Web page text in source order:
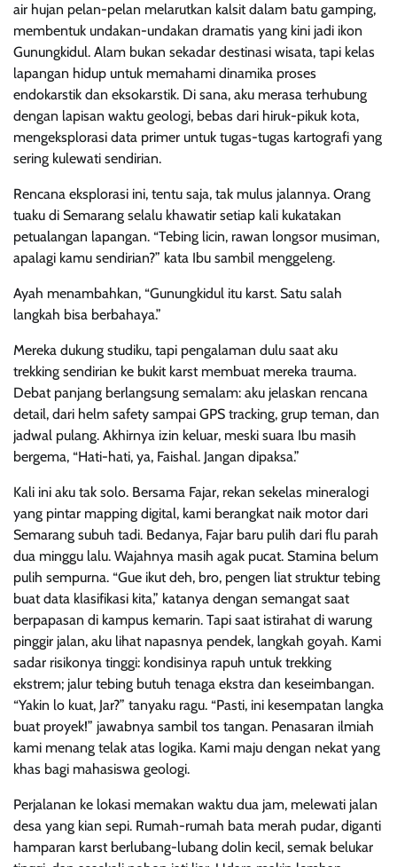
air hujan pelan-pelan melarutkan kalsit dalam batu gamping,
membentuk undakan-undakan dramatis yang kini jadi ikon
Gunungkidul. Alam bukan sekadar destinasi wisata, tapi kelas
lapangan hidup untuk memahami dinamika proses
endokarstik dan eksokarstik. Di sana, aku merasa terhubung
dengan lapisan waktu geologi, bebas dari hiruk-pikuk kota,
mengeksplorasi data primer untuk tugas-tugas kartografi yang
sering kulewati sendirian.
Rencana eksplorasi ini, tentu saja, tak mulus jalannya. Orang
tuaku di Semarang selalu khawatir setiap kali kukatakan
petualangan lapangan. “Tebing licin, rawan longsor musiman,
apalagi kamu sendirian?” kata Ibu sambil menggeleng.
Ayah menambahkan, “Gunungkidul itu karst. Satu salah
langkah bisa berbahaya.”
Mereka dukung studiku, tapi pengalaman dulu saat aku
trekking sendirian ke bukit karst membuat mereka trauma.
Debat panjang berlangsung semalam: aku jelaskan rencana
detail, dari helm safety sampai GPS tracking, grup teman, dan
jadwal pulang. Akhirnya izin keluar, meski suara Ibu masih
bergema, “Hati-hati, ya, Faishal. Jangan dipaksa.”
Kali ini aku tak solo. Bersama Fajar, rekan sekelas mineralogi
yang pintar mapping digital, kami berangkat naik motor dari
Semarang subuh tadi. Bedanya, Fajar baru pulih dari flu parah
dua minggu lalu. Wajahnya masih agak pucat. Stamina belum
pulih sempurna. “Gue ikut deh, bro, pengen liat struktur tebing
buat data klasifikasi kita,” katanya dengan semangat saat
berpapasan di kampus kemarin. Tapi saat istirahat di warung
pinggir jalan, aku lihat napasnya pendek, langkah goyah. Kami
sadar risikonya tinggi: kondisinya rapuh untuk trekking
ekstrem; jalur tebing butuh tenaga ekstra dan keseimbangan.
“Yakin lo kuat, Jar?” tanyaku ragu. “Pasti, ini kesempatan langka
buat proyek!” jawabnya sambil tos tangan. Penasaran ilmiah
kami menang telak atas logika. Kami maju dengan nekat yang
khas bagi mahasiswa geologi.
Perjalanan ke lokasi memakan waktu dua jam, melewati jalan
desa yang kian sepi. Rumah-rumah bata merah pudar, diganti
hamparan karst berlubang-lubang dolin kecil, semak belukar